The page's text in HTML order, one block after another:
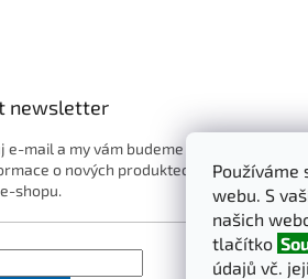
Používáme
webu. S
našich
tlačítko
údajů vč.
newsletter
e-mail a my vám budeme
o nových produktech
shopu.